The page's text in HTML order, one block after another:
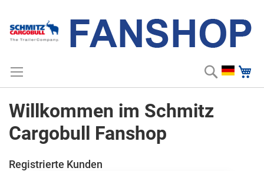
Zum
Inhalt
springen
Suche
Suchbegriff
Willkommen im Schmitz
Cargobull Fanshop
Registrierte Kunden